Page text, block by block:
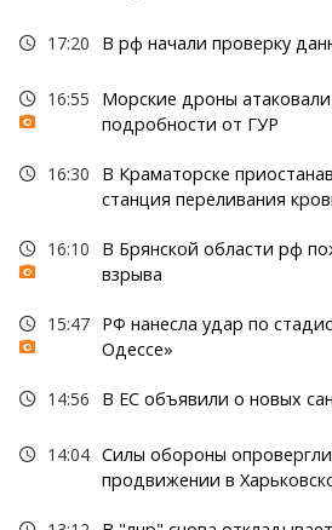
17:20 В рф начали проверку
16:55
Морские дроны
подробности от ГУР
16:30
В Краматорске
станция переливания
16:10
В Брянской области рф
взрыва
15:47 РФ нанесла удар по
Одессе»
14:56 В ЕС объявили о новых
14:04 Силы обороны
продвижении в